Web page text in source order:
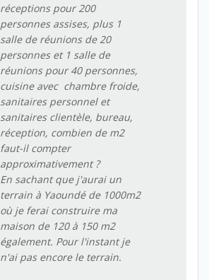
réceptions pour 200
personnes assises, plus 1
salle de réunions de 20
personnes et 1 salle de
réunions pour 40 personnes,
cuisine avec chambre froide,
sanitaires personnel et
sanitaires clientèle, bureau,
réception, combien de m2
faut-il compter
approximativement ?
En sachant que j'aurai un
terrain à Yaoundé de 1000m2
où je ferai construire ma
maison de 120 à 150 m2
également. Pour l'instant je
n'ai pas encore le terrain.